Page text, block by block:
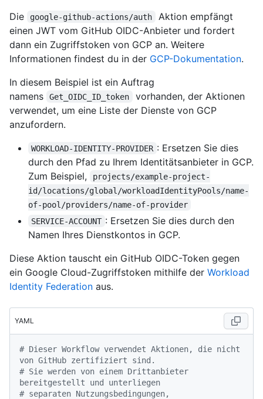
Die google-github-actions/auth
Aktion empfängt
einen JWT vom GitHub OIDC-Anbieter und fordert
dann ein Zugriffstoken von GCP an. Weitere
Informationen findest du in der GCP-Dokumentation.
In diesem Beispiel ist ein Auftrag
namens
Get_OIDC_ID_token
vorhanden, der Aktionen
verwendet, um eine Liste der Dienste von GCP
anzufordern.
WORKLOAD-IDENTITY-PROVIDER : Ersetzen Sie dies
durch den Pfad zu Ihrem Identitätsanbieter in GCP.
Zum Beispiel,
projects/example-project-
id/locations/global/workloadIdentityPools/name-
of-pool/providers/name-of-provider
SERVICE-ACCOUNT : Ersetzen Sie dies durch den
Namen Ihres Dienstkontos in GCP.
Diese Aktion tauscht ein GitHub OIDC-Token gegen
ein Google Cloud-Zugriffstoken mithilfe der Workload
Identity Federation aus.
YAML
# Dieser Workflow verwendet Aktionen, die nicht
von GitHub zertifiziert sind.
# Sie werden von einem Drittanbieter
bereitgestellt und unterliegen
# separaten Nutzungsbedingungen,